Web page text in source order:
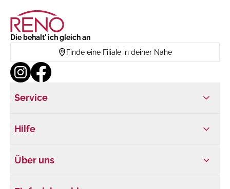
Die behalt' ich gleich an
Finde eine Filiale in deiner Nähe
Service
Hilfe
Über uns